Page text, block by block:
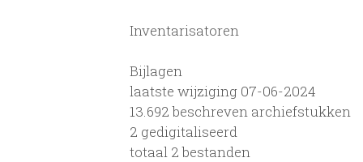
Inventarisatoren
Bijlagen
laatste wijziging 07-06-2024
13.692 beschreven archiefstukken
2 gedigitaliseerd
totaal 2 bestanden